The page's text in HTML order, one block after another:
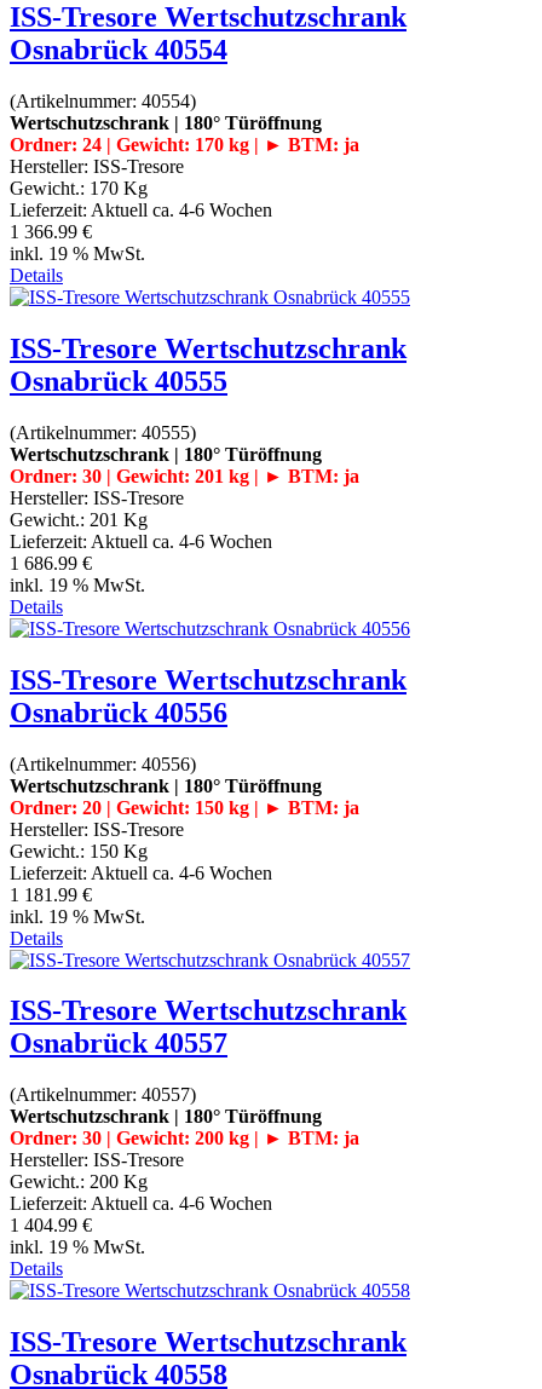
ISS-Tresore Wertschutzschrank
Osnabrück 40554
(Artikelnummer: 40554)
Wertschutzschrank | 180° Türöffnung
Ordner: 24 | Gewicht: 170 kg | ► BTM: ja
Hersteller: ISS-Tresore
Gewicht.: 170 Kg
Lieferzeit: Aktuell ca. 4-6 Wochen
1 366.99 €
inkl. 19 % MwSt.
Details
ISS-Tresore Wertschutzschrank
Osnabrück 40555
(Artikelnummer: 40555)
Wertschutzschrank | 180° Türöffnung
Ordner: 30 | Gewicht: 201 kg | ► BTM: ja
Hersteller: ISS-Tresore
Gewicht.: 201 Kg
Lieferzeit: Aktuell ca. 4-6 Wochen
1 686.99 €
inkl. 19 % MwSt.
Details
ISS-Tresore Wertschutzschrank
Osnabrück 40556
(Artikelnummer: 40556)
Wertschutzschrank | 180° Türöffnung
Ordner: 20 | Gewicht: 150 kg | ► BTM: ja
Hersteller: ISS-Tresore
Gewicht.: 150 Kg
Lieferzeit: Aktuell ca. 4-6 Wochen
1 181.99 €
inkl. 19 % MwSt.
Details
ISS-Tresore Wertschutzschrank
Osnabrück 40557
(Artikelnummer: 40557)
Wertschutzschrank | 180° Türöffnung
Ordner: 30 | Gewicht: 200 kg | ► BTM: ja
Hersteller: ISS-Tresore
Gewicht.: 200 Kg
Lieferzeit: Aktuell ca. 4-6 Wochen
1 404.99 €
inkl. 19 % MwSt.
Details
ISS-Tresore Wertschutzschrank
Osnabrück 40558